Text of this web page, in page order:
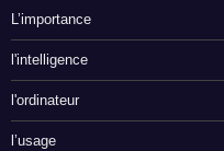
L’importance
l'intelligence
l'ordinateur
l’usage